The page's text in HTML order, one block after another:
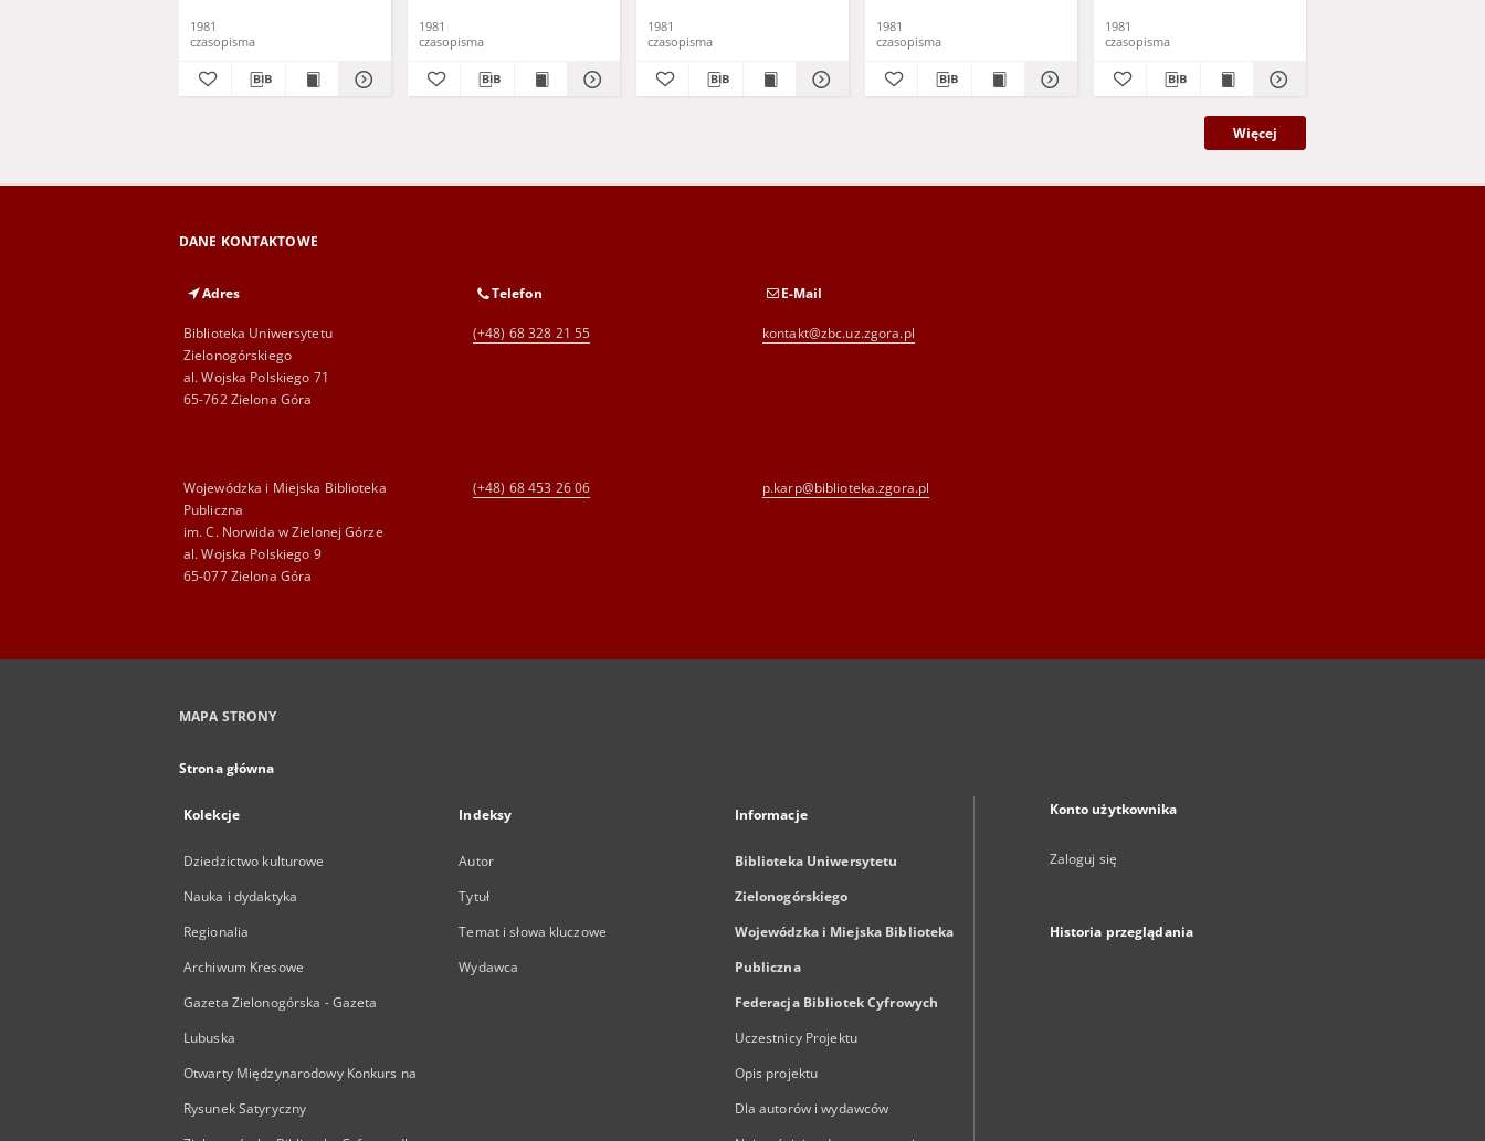
1981
czasopisma
1981
czasopisma
1981
czasopisma
1981
czasopisma
1981
czasopisma
Więcej
DANE KONTAKTOWE
Adres
Biblioteka Uniwersytetu
Zielonogórskiego
al. Wojska Polskiego 71
65-762 Zielona Góra
Telefon
(+48) 68 328 21 55
E-Mail
kontakt@zbc.uz.zgora.pl
Wojewódzka i Miejska Biblioteka
Publiczna
im. C. Norwida w Zielonej Górze
al. Wojska Polskiego 9
65-077 Zielona Góra
(+48) 68 453 26 06 p.karp@biblioteka.zgora.pl
MAPA STRONY
Strona główna
Kolekcje
Dziedzictwo kulturowe
Nauka i dydaktyka
Regionalia
Archiwum Kresowe
Gazeta Zielonogórska - Gazeta
Lubuska
Otwarty Międzynarodowy Konkurs na
Rysunek Satyryczny
Indeksy
Autor
Tytuł
Temat i słowa kluczowe
Wydawca
Informacje
Biblioteka Uniwersytetu
Zielonogórskiego
Wojewódzka i Miejska Biblioteka
Publiczna
Federacja Bibliotek Cyfrowych
Uczestnicy Projektu
Opis projektu
Dla autorów i wydawców
Konto użytkownika
Zaloguj się
Historia przeglądania